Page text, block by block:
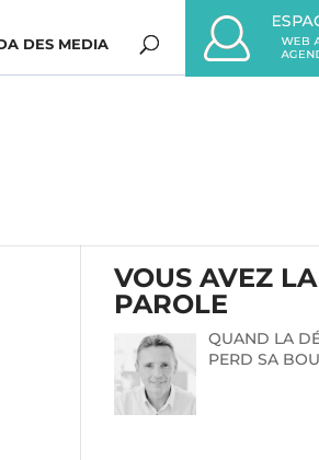
DES MEDIA
VOUS AVEZ LA
PAROLE
QUAND LA
PERD SA